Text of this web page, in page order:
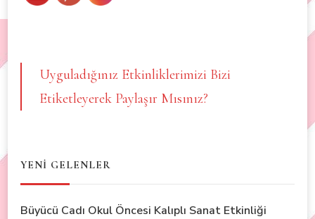
Uyguladığınız Etkinliklerimizi Bizi
Etiketleyerek Paylaşır Mısınız?
YENİ GELENLER
Büyücü Cadı Okul Öncesi Kalıplı Sanat Etkinliği